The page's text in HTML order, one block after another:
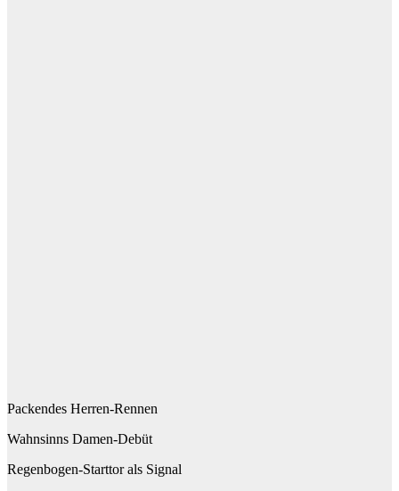
Packendes Herren-Rennen
Wahnsinns Damen-Debüt
Regenbogen-Starttor als Signal